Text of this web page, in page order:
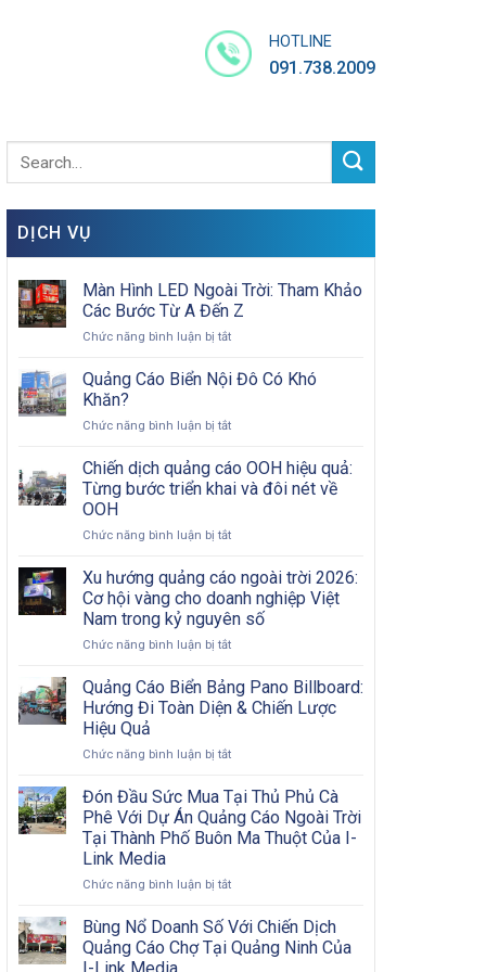
HOTLINE
091.738.2009
DỊCH VỤ
Màn Hình LED Ngoài Trời: Tham Khảo
Các Bước Từ A Đến Z
Chức năng bình luận bị tắtở
Hình
Trời:
Khảo
Các
A
Z
Quảng Cáo Biển Nội Đô Có Khó
Khăn?
Chức năng bình luận bị tắtở
Cáo
Biển
Nội
Có
Khăn?
Chiến dịch quảng cáo OOH hiệu quả:
Từng bước triển khai và đôi nét về
OOH
Chức năng bình luận bị tắtở
dịch
quảng
cáo
OOH
hiệu
Từng
bước
triển
và
nét
về
OOH
Xu hướng quảng cáo ngoài trời 2026:
Cơ hội vàng cho doanh nghiệp Việt
Nam trong kỷ nguyên số
Chức năng bình luận bị tắtở
hướng
quảng
cáo
trời
Cơ
hội
vàng
cho
nghiệp
Nam
trong
kỷ
Quảng Cáo Biển Bảng Pano Billboard:
Hướng Đi Toàn Diện & Chiến Lược
Hiệu Quả
Chức năng bình luận bị tắtở
Cáo
Biển
Bảng
Pano
Hướng
Toàn
Diện
&
Đón Đầu Sức Mua Tại Thủ Phủ Cà
Phê Với Dự Án Quảng Cáo Ngoài Trời
Tại Thành Phố Buôn Ma Thuột Của I-
Link Media
Chức năng bình luận bị tắtở
Đầu
Sức
Mua
Bùng Nổ Doanh Số Với Chiến Dịch
Quảng Cáo Chợ Tại Quảng Ninh Của